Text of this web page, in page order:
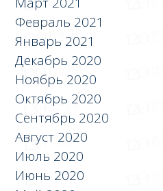
Февраль 2021
Январь 2021
Декабрь 2020
Ноябрь 2020
Октябрь 2020
Сентябрь 2020
Август 2020
Июль 2020
Июнь 2020